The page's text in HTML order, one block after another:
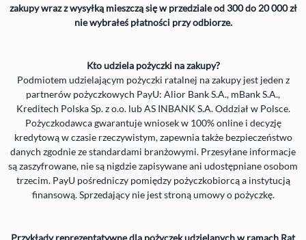
zakupy wraz z wysyłką mieszczą się w przedziale od 300 do 20 000 zł
nie wybrałeś płatności przy odbiorze.
Kto udziela pożyczki na zakupy?
Podmiotem udzielającym pożyczki ratalnej na zakupy jest jeden z
partnerów pożyczkowych PayU: Alior Bank S.A., mBank S.A.,
Kreditech Polska Sp. z o.o. lub AS INBANK S.A. Oddział w Polsce.
Pożyczkodawca gwarantuje wniosek w 100% online i decyzję
kredytową w czasie rzeczywistym, zapewnia także bezpieczeństwo
danych zgodnie ze standardami branżowymi. Przesyłane informacje
są zaszyfrowane, nie są nigdzie zapisywane ani udostępniane osobom
trzecim. PayU pośredniczy pomiędzy pożyczkobiorcą a instytucją
finansową. Sprzedający nie jest stroną umowy o pożyczkę.
Przykłady reprezentatywne dla pożyczek udzielanych w ramach Rat